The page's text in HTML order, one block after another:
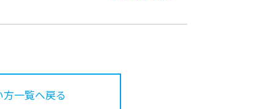
一覧へ戻る